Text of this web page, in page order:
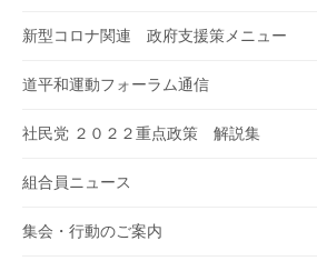
新型コロナ関連 政府支援策メニュー
道平和運動フォーラム通信
社民党 ２０２２重点政策 解説集
組合員ニュース
集会・行動のご案内